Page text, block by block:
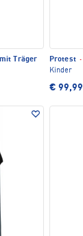
Träger
Protest ·
Kinder
€ 99,99